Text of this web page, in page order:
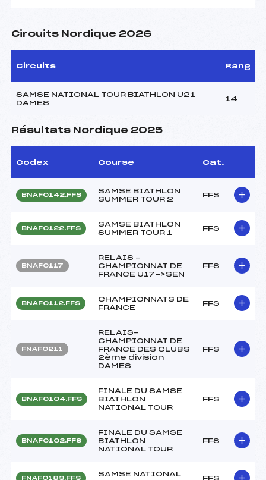
Circuits Nordique 2026
Circuits Rang
SAMSE NATIONAL TOUR BIATHLON U21
DAMES
14
Résultats Nordique 2025
Codex Course Cat.
BNAF0142.FFS
SAMSE BIATHLON
SUMMER TOUR 2
FFS
BNAF0122.FFS
SAMSE BIATHLON
SUMMER TOUR 1
FFS
BNAF0117
RELAIS –
CHAMPIONNAT DE
FRANCE U17->SEN
FFS
BNAF0112.FFS
CHAMPIONNATS DE
FRANCE
FFS
FNAF0211
RELAIS-
CHAMPIONNAT DE
FRANCE DES CLUBS
2ème division
DAMES
FFS
BNAF0104.FFS
FINALE DU SAMSE
BIATHLON
NATIONAL TOUR
FFS
BNAF0102.FFS
FINALE DU SAMSE
BIATHLON
NATIONAL TOUR
FFS
FNAF0183.FFS
SAMSE NATIONAL
FFS